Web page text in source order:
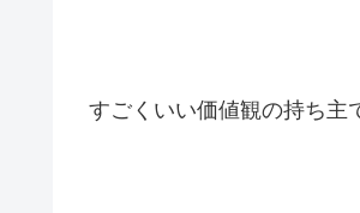
すごくいい価値観の持ち主